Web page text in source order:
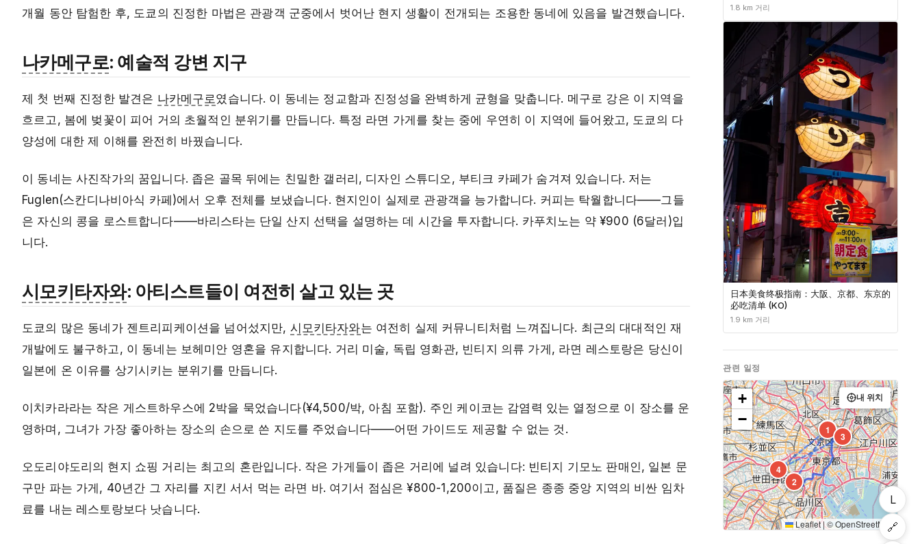
개월 동안 탐험한 후, 도쿄의 진정한 마법은 관광객 군중에서 벗어난 현지 생활이 전개되는 조용한 동네에 있음을 발견했습니다.
나카메구로: 예술적 강변 지구
제 첫 번째 진정한 발견은 나카메구로였습니다. 이 동네는 정교함과 진정성을 완벽하게 균형을 맞춥니다. 메구로 강은 이 지역을
흐르고, 봄에 벚꽃이 피어 거의 초월적인 분위기를 만듭니다. 특정 라면 가게를 찾는 중에 우연히 이 지역에 들어왔고, 도쿄의 다
양성에 대한 제 이해를 완전히 바꿨습니다.
이 동네는 사진작가의 꿈입니다. 좁은 골목 뒤에는 친밀한 갤러리, 디자인 스튜디오, 부티크 카페가 숨겨져 있습니다. 저는
Fuglen(스칸디나비아식 카페)에서 오후 전체를 보냈습니다. 현지인이 실제로 관광객을 능가합니다. 커피는 탁월합니다——그들
은 자신의 콩을 로스트합니다——바리스타는 단일 산지 선택을 설명하는 데 시간을 투자합니다. 카푸치노는 약 ¥900 (6달러)입
니다.
시모키타자와: 아티스트들이 여전히 살고 있는 곳
도쿄의 많은 동네가 젠트리피케이션을 넘어섰지만, 시모키타자와는 여전히 실제 커뮤니티처럼 느껴집니다. 최근의 대대적인 재
개발에도 불구하고, 이 동네는 보헤미안 영혼을 유지합니다. 거리 미술, 독립 영화관, 빈티지 의류 가게, 라면 레스토랑은 당신이
일본에 온 이유를 상기시키는 분위기를 만듭니다.
이치카라라는 작은 게스트하우스에 2박을 묵었습니다(¥4,500/박, 아침 포함). 주인 케이코는 감염력 있는 열정으로 이 장소를 운
영하며, 그녀가 가장 좋아하는 장소의 손으로 쓴 지도를 주었습니다——어떤 가이드도 제공할 수 없는 것.
오도리야도리의 현지 쇼핑 거리는 최고의 혼란입니다. 작은 가게들이 좁은 거리에 널려 있습니다: 빈티지 기모노 판매인, 일본 문
구만 파는 가게, 40년간 그 자리를 지킨 서서 먹는 라면 바. 여기서 점심은 ¥800-1,200이고, 품질은 종종 중앙 지역의 비싼 임차
료를 내는 레스토랑보다 낫습니다.
1.8 km 거리
日本美食终极指南：大阪、京都、东京的
必吃清单 (KO)
1.9 km 거리
관련 일정
1
2
3
4
5
+
−
내 위치
Leaflet|©OpenStreetMap
L
🔗